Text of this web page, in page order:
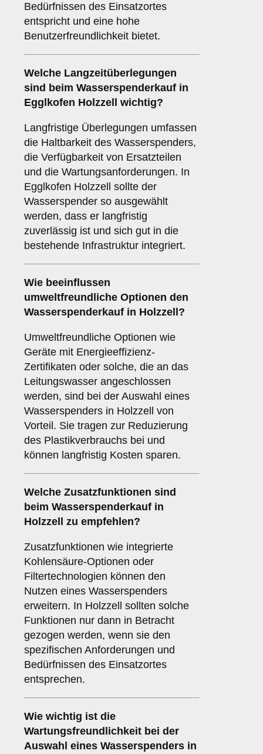
Bedürfnissen des Einsatzortes
entspricht und eine hohe
Benutzerfreundlichkeit bietet.
Welche Langzeitüberlegungen
sind beim Wasserspenderkauf in
Egglkofen Holzzell wichtig?
Langfristige Überlegungen umfassen
die Haltbarkeit des Wasserspenders,
die Verfügbarkeit von Ersatzteilen
und die Wartungsanforderungen. In
Egglkofen Holzzell sollte der
Wasserspender so ausgewählt
werden, dass er langfristig
zuverlässig ist und sich gut in die
bestehende Infrastruktur integriert.
Wie beeinflussen
umweltfreundliche Optionen den
Wasserspenderkauf in Holzzell?
Umweltfreundliche Optionen wie
Geräte mit Energieeffizienz-
Zertifikaten oder solche, die an das
Leitungswasser angeschlossen
werden, sind bei der Auswahl eines
Wasserspenders in Holzzell von
Vorteil. Sie tragen zur Reduzierung
des Plastikverbrauchs bei und
können langfristig Kosten sparen.
Welche Zusatzfunktionen sind
beim Wasserspenderkauf in
Holzzell zu empfehlen?
Zusatzfunktionen wie integrierte
Kohlensäure-Optionen oder
Filtertechnologien können den
Nutzen eines Wasserspenders
erweitern. In Holzzell sollten solche
Funktionen nur dann in Betracht
gezogen werden, wenn sie den
spezifischen Anforderungen und
Bedürfnissen des Einsatzortes
entsprechen.
Wie wichtig ist die
Wartungsfreundlichkeit bei der
Auswahl eines Wasserspenders in